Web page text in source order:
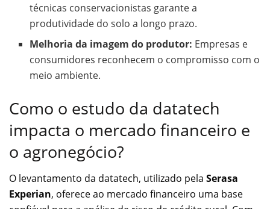
técnicas conservacionistas garante a
produtividade do solo a longo prazo.
Melhoria da imagem do produtor: Empresas e
consumidores reconhecem o compromisso com o
meio ambiente.
Como o estudo da datatech
impacta o mercado financeiro e
o agronegócio?
O levantamento da datatech, utilizado pela Serasa
Experian, oferece ao mercado financeiro uma base